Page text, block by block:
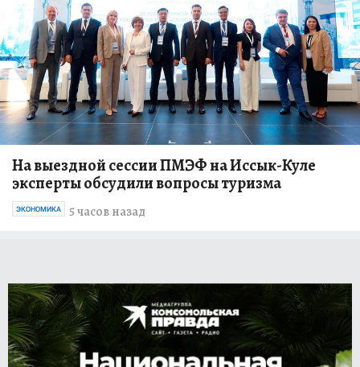
На выездной сессии ПМЭФ на Иссык-Куле
эксперты обсудили вопросы туризма
5 часов назад
ЭКОНОМИКА